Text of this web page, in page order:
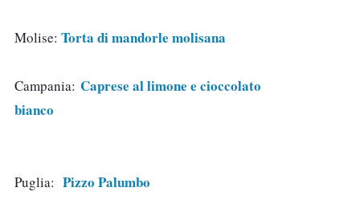
Molise: Torta di mandorle molisana
Campania: Caprese al limone e cioccolato
bianco
Puglia: Pizzo Palumbo